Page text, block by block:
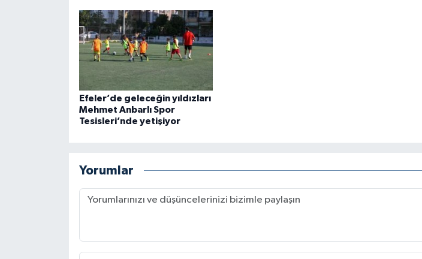
Efeler’de geleceğin yıldızları
Mehmet Anbarlı Spor
Tesisleri’nde yetişiyor
Yorumlar